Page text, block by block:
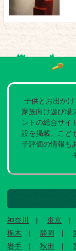
子供とお出か
家族向け遊び場
ントの総合サイ
設を掲載。こど
子評価の情報も
神奈川 東京
栃木
静岡
岩手
秋田